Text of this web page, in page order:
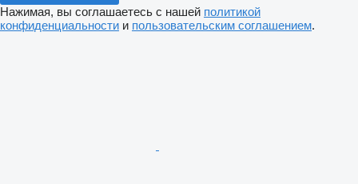
Нажимая, вы соглашаетесь с нашей политикой
конфиденциальности и пользовательским соглашением.